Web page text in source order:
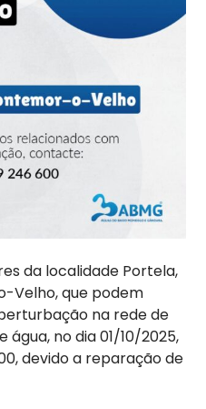
da localidade Portela,
Velho, que podem
na rede de
no dia 01/10/2025,
devido a reparação de